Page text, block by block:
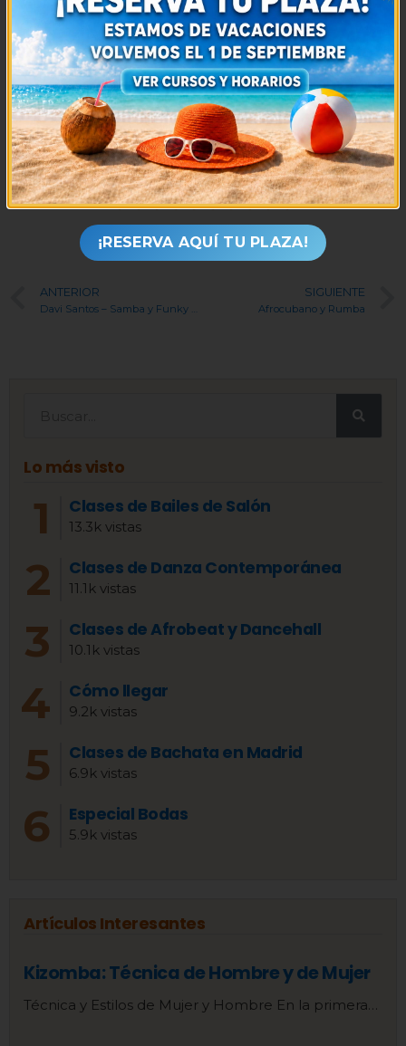
Referencias constantes a las Work songs y al Gospel
Utilización relativamente frecuente de ritmos
ternarios, como el vals
Esta tendencia a la revalorización de los valores
tradicionales de su patrimonio cultural, no es nueva
entre los músicos negros.
Media5/ 5. Votos:
ANTERIOR SIGUIENTE
Afrocubano y Rumba
Lo más visto
Clases de Bailes de Salón
13.3k vistas
Clases de Danza Contemporánea
11.1k vistas
Clases de Afrobeat y Dancehall
10.1k vistas
Cómo llegar
9.2k vistas
Clases de Bachata en Madrid
6.9k vistas
Especial Bodas
5.9k vistas
Artículos Interesantes
Kizomba: Técnica de Hombre y de Mujer
Técnica y Estilos de Mujer y Hombre En la primera…
¡RESERVA AQUÍ TU PLAZA!